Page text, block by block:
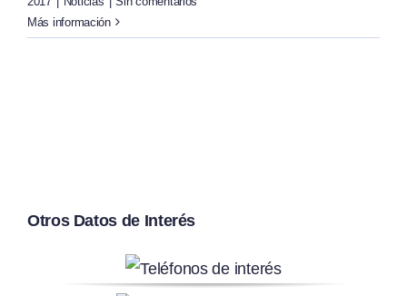
Más información
Otros Datos de Interés